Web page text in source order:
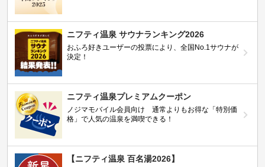
ニフティ温泉 サウナランキング2026
おふろ好きユーザーの投票により、全国No.1サウナが
決定！
ニフティ温泉プレミアムクーポン
ノジマモバイル会員向け 通常よりもお得な「特別価
格」で人気の温泉を満喫できる！
【ニフティ温泉 百名湯2026】